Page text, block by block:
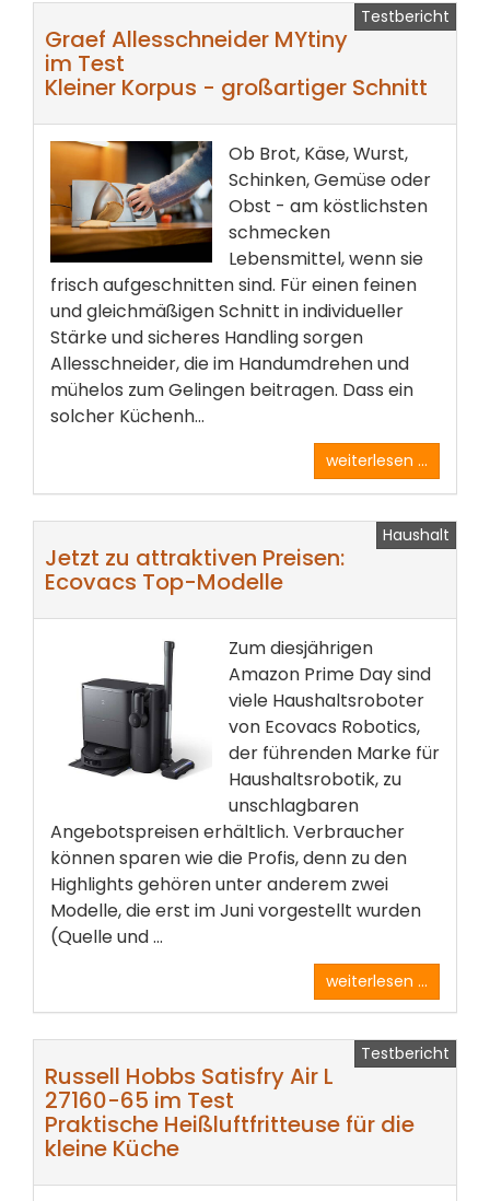
Testbericht
Graef Allesschneider MYtiny
im Test
Kleiner Korpus - großartiger Schnitt
Ob Brot, Käse, Wurst,
Schinken, Gemüse oder
Obst - am köstlichsten
schmecken
Lebensmittel, wenn sie
frisch aufgeschnitten sind. Für einen feinen
und gleichmäßigen Schnitt in individueller
Stärke und sicheres Handling sorgen
Allesschneider, die im Handumdrehen und
mühelos zum Gelingen beitragen. Dass ein
solcher Küchenh...
weiterlesen ...
Haushalt
Jetzt zu attraktiven Preisen:
Ecovacs Top-Modelle
Zum diesjährigen
Amazon Prime Day sind
viele Haushaltsroboter
von Ecovacs Robotics,
der führenden Marke für
Haushaltsrobotik, zu
unschlagbaren
Angebotspreisen erhältlich. Verbraucher
können sparen wie die Profis, denn zu den
Highlights gehören unter anderem zwei
Modelle, die erst im Juni vorgestellt wurden
(Quelle und ...
weiterlesen ...
Testbericht
Russell Hobbs Satisfry Air L
27160-65 im Test
Praktische Heißluftfritteuse für die
kleine Küche